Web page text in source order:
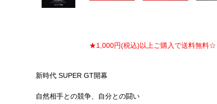
★1,000円(税込)以上ご購入で送料無
新時代 SUPER GT開幕
自然相手との競争、自分との闘い